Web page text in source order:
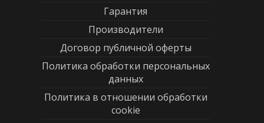
Гарантия
Производители
Договор публичной оферты
Политика обработки персональных
данных
Политика в отношении обработки
cookie